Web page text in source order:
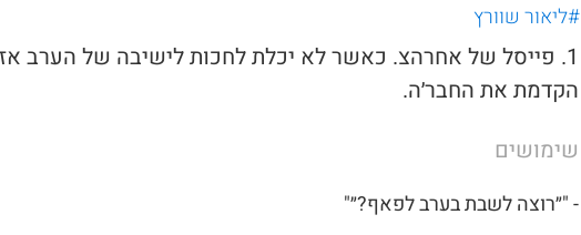
#ליאור שוורץ
1. פייסל של אחרהצ. כאשר לא יכלת לחכות לישיבה של הערב אז
הקדמת את החבר׳ה.
שימושים
- "״רוצה לשבת בערב לפאף?״"